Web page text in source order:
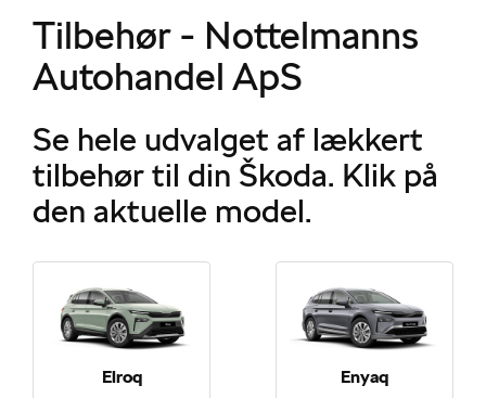
Tilbehør - Nottelmanns
Autohandel ApS
Se hele udvalget af lækkert
tilbehør til din Škoda. Klik på
den aktuelle model.
Elroq Enyaq